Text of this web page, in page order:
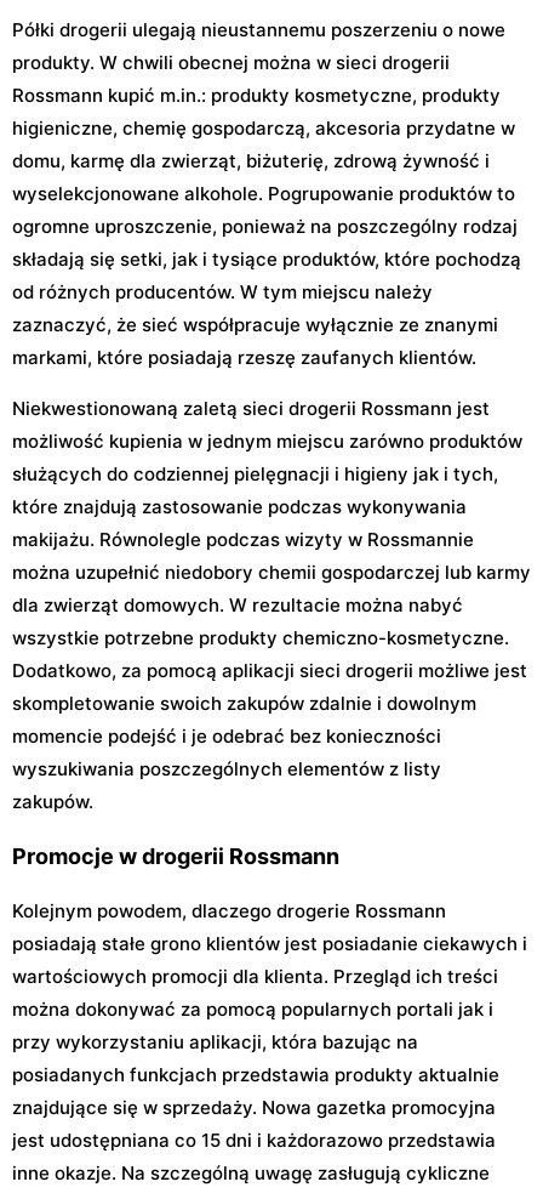
Półki drogerii ulegają nieustannemu poszerzeniu o nowe
produkty. W chwili obecnej można w sieci drogerii
Rossmann kupić m.in.: produkty kosmetyczne, produkty
higieniczne, chemię gospodarczą, akcesoria przydatne w
domu, karmę dla zwierząt, biżuterię, zdrową żywność i
wyselekcjonowane alkohole. Pogrupowanie produktów to
ogromne uproszczenie, ponieważ na poszczególny rodzaj
składają się setki, jak i tysiące produktów, które pochodzą
od różnych producentów. W tym miejscu należy
zaznaczyć, że sieć współpracuje wyłącznie ze znanymi
markami, które posiadają rzeszę zaufanych klientów.
Niekwestionowaną zaletą sieci drogerii Rossmann jest
możliwość kupienia w jednym miejscu zarówno produktów
służących do codziennej pielęgnacji i higieny jak i tych,
które znajdują zastosowanie podczas wykonywania
makijażu. Równolegle podczas wizyty w Rossmannie
można uzupełnić niedobory chemii gospodarczej lub karmy
dla zwierząt domowych. W rezultacie można nabyć
wszystkie potrzebne produkty chemiczno-kosmetyczne.
Dodatkowo, za pomocą aplikacji sieci drogerii możliwe jest
skompletowanie swoich zakupów zdalnie i dowolnym
momencie podejść i je odebrać bez konieczności
wyszukiwania poszczególnych elementów z listy
zakupów.
Promocje w drogerii Rossmann
Kolejnym powodem, dlaczego drogerie Rossmann
posiadają stałe grono klientów jest posiadanie ciekawych i
wartościowych promocji dla klienta. Przegląd ich treści
można dokonywać za pomocą popularnych portali jak i
przy wykorzystaniu aplikacji, która bazując na
posiadanych funkcjach przedstawia produkty aktualnie
znajdujące się w sprzedaży. Nowa gazetka promocyjna
jest udostępniana co 15 dni i każdorazowo przedstawia
inne okazje. Na szczególną uwagę zasługują cykliczne